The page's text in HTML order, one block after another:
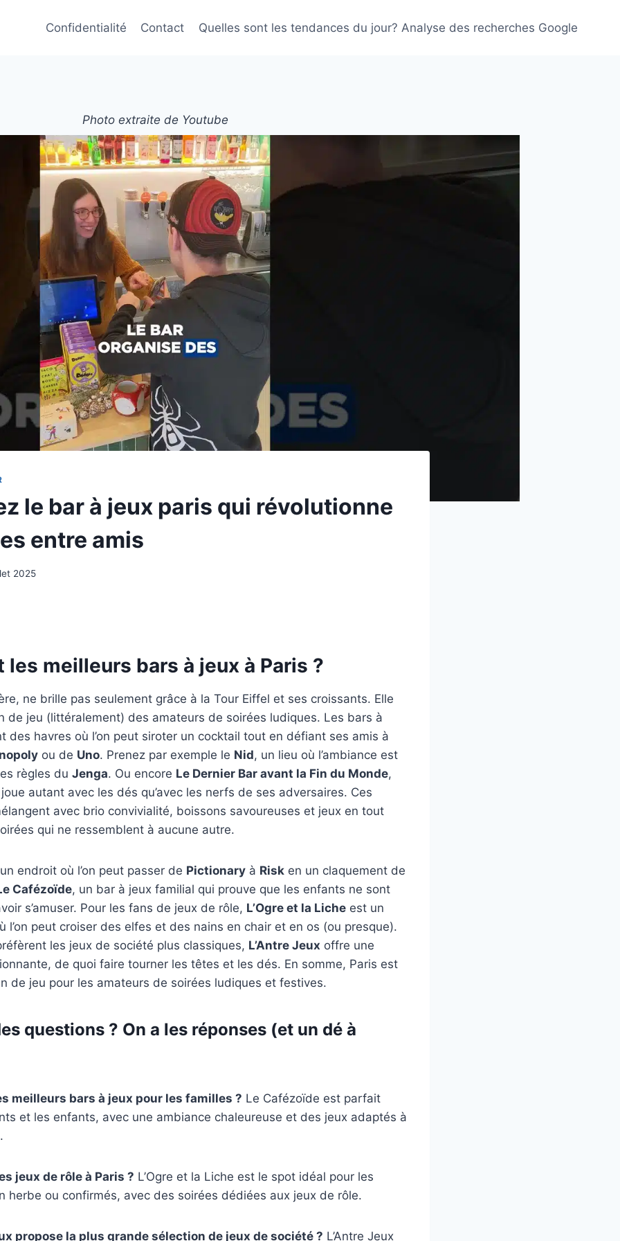
Confidentialité Contact Quelles sont les tendances du jour? Analyse des recherches Google
Photo extraite de Youtube
le bar à jeux paris qui révolutionne
entre amis
2025
les meilleurs bars à jeux à Paris ?
ne brille pas seulement grâce à la Tour Eiffel et ses croissants. Elle
de jeu (littéralement) des amateurs de soirées ludiques. Les bars à
des havres où l’on peut siroter un cocktail tout en défiant ses amis à
ou de Uno. Prenez par exemple le Nid, un lieu où l’ambiance est
règles du Jenga. Ou encore Le Dernier Bar avant la Fin du Monde,
autant avec les dés qu’avec les nerfs de ses adversaires. Ces
avec brio convivialité, boissons savoureuses et jeux en tout
qui ne ressemblent à aucune autre.
endroit où l’on peut passer de Pictionary à Risk en un claquement de
Cafézoïde, un bar à jeux familial qui prouve que les enfants ne sont
s’amuser. Pour les fans de jeux de rôle, L’Ogre et la Liche est un
l’on peut croiser des elfes et des nains en chair et en os (ou presque).
les jeux de société plus classiques, L’Antre Jeux offre une
de quoi faire tourner les têtes et les dés. En somme, Paris est
de jeu pour les amateurs de soirées ludiques et festives.
questions ? On a les réponses (et un dé à
meilleurs bars à jeux pour les familles ? Le Cafézoïde est parfait
et les enfants, avec une ambiance chaleureuse et des jeux adaptés à
jeux de rôle à Paris ? L’Ogre et la Liche est le spot idéal pour les
herbe ou confirmés, avec des soirées dédiées aux jeux de rôle.
propose la plus grande sélection de jeux de société ? L’Antre Jeux